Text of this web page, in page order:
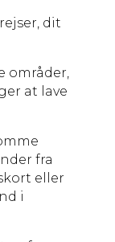
dit
områder,
at lave
fra
eller
i